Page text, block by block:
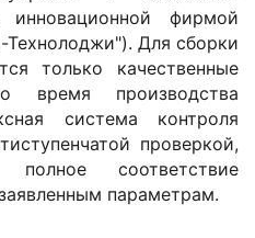
инновационной фирмой
Для сборки
только качественные
время производства
система контроля
проверкой,
полное соответствие
параметрам.